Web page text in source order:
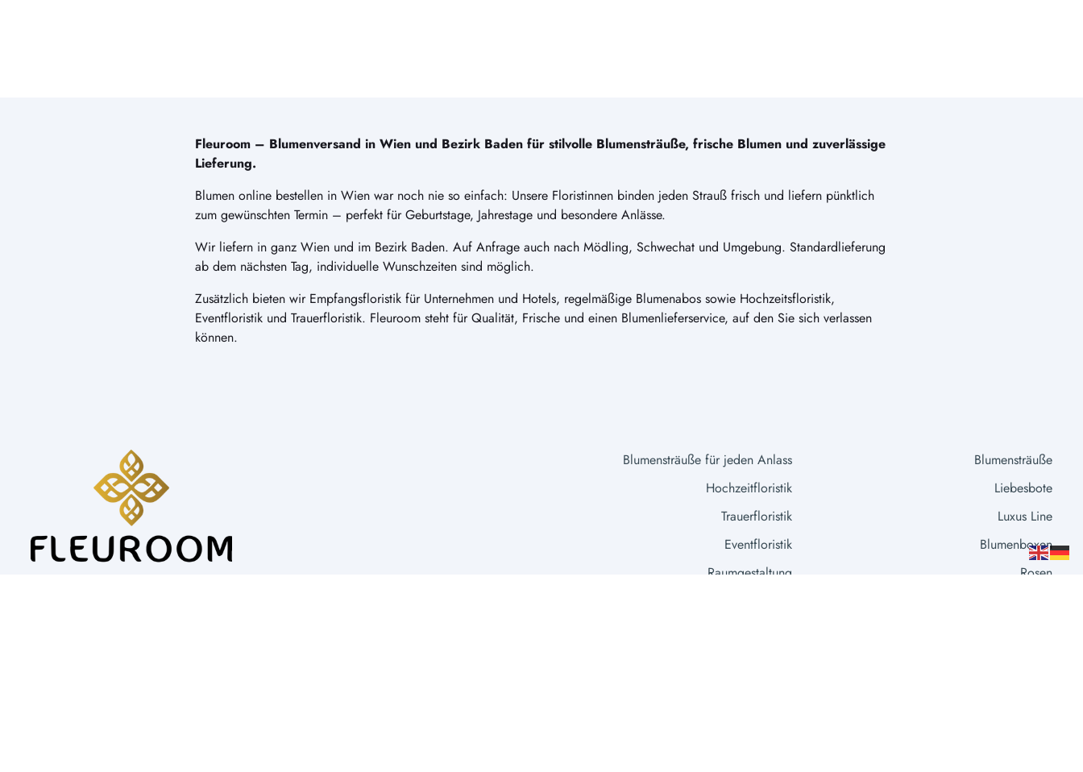
Fleuroom – Blumenversand in Wien und Bezirk Baden für stilvolle Blumensträuße, frische Blumen und zuverlässige
Lieferung.
Blumen online bestellen in Wien war noch nie so einfach: Unsere Floristinnen binden jeden Strauß frisch und liefern pünktlich
zum gewünschten Termin – perfekt für Geburtstage, Jahrestage und besondere Anlässe.
Wir liefern in ganz Wien und im Bezirk Baden. Auf Anfrage auch nach Mödling, Schwechat und Umgebung. Standardlieferung
ab dem nächsten Tag, individuelle Wunschzeiten sind möglich.
Zusätzlich bieten wir Empfangsfloristik für Unternehmen und Hotels, regelmäßige Blumenabos sowie Hochzeitsfloristik,
Eventfloristik und Trauerfloristik. Fleuroom steht für Qualität, Frische und einen Blumenlieferservice, auf den Sie sich verlassen
können.
Blumensträuße für jeden Anlass
Hochzeitfloristik
Trauerfloristik
Eventfloristik
Raumgestaltung
Blumensträuße
Liebesbote
Luxus Line
Blumenboxen
Rosen